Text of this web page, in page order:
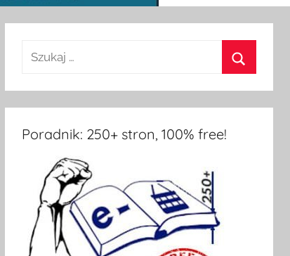
Poradnik: 250+ stron, 100% free!